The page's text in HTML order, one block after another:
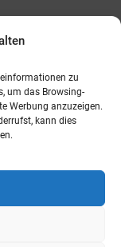
zu
um das Browsing-
Werbung anzuzeigen.
kann dies
Allgemeines
Öffnungszeiten
Unser Team